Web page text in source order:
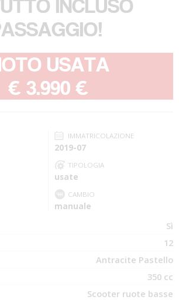
INCLUSO
USATA
€ 3.990 €
IMMATRICOLAZIONE
2019-07
TIPOLOGIA
usate
CAMBIO
manuale
Sì
12
Antracite Pastello
350 cc
Scooter ruote basse